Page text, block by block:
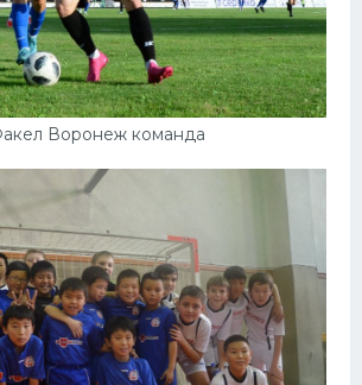
Воронеж команда